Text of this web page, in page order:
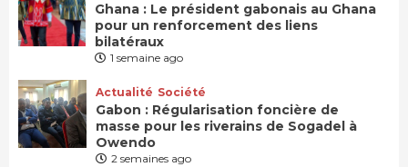
Ghana : Le président gabonais au Ghana
pour un renforcement des liens
bilatéraux
1 semaine ago
Actualité Société
Gabon : Régularisation foncière de
masse pour les riverains de Sogadel à
Owendo
2 semaines ago